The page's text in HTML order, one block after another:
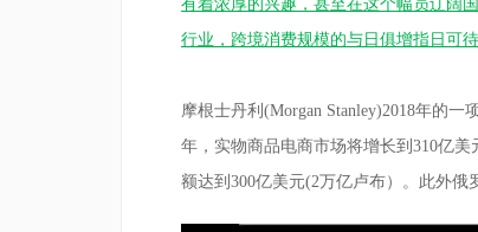
有着浓厚的兴趣，甚至在这个幅员辽阔
行业，跨境消费规模的与日俱增指日可
摩根士丹利(Morgan Stanley)2018年的
年，实物商品电商市场将增长到310亿
额达到300亿美元(2万亿卢布）。此外俄